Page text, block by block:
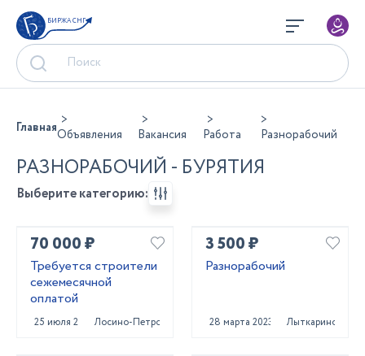
БИРЖА СНГ
ГлавнаяОбъявления Вакансия Работа Разнорабочий
РАЗНОРАБОЧИЙ - БУРЯТИЯ
Выберите категорию:
70 000 ₽
Требуется строители
сежемесячной
оплатой
25 июля 2023 Лосино-Петровский
3 500 ₽
Разнорабочий
28 марта 2023 Лыткарино